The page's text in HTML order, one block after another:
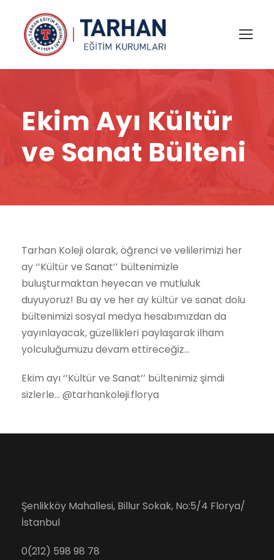
Ekim Ayı Kültür
ve Sanat Bülteni
Tarhan Koleji olarak, öğrenci ve velilerimizi her
ay ‘’Kültür ve Sanat’’ bültenimizle
buluşturmaktan heyecan ve mutluluk
duyuyoruz! Bu ay ve her ay kültür ve sanat dolu
bültenimizi sosyal medya hesabımızdan da
yayınlayacak, güzellikleri paylaşarak ilham
yolculuğumuzu devam ettireceğiz…
Ekim ayı ‘’Kültür ve Sanat’’ bültenimiz şimdi
sizlerle… @tarhankoleji.florya
Şenlikköy Mahallesi, Billur Sokak, No:5/4 Florya/
İstanbul
0(212) 598 98 78